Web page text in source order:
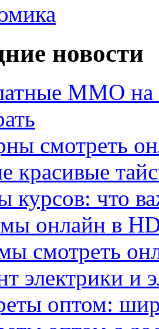
новости
MMO
смотреть
красивые
курсов: что
онлайн в
смотреть
электрики и
оптом: